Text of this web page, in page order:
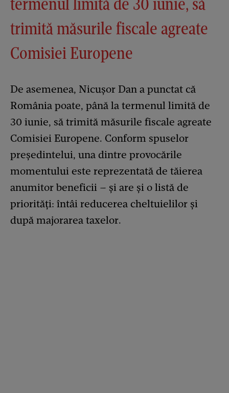
trimită măsurile fiscale agreate
Comisiei Europene
De asemenea, Nicușor Dan a punctat că
România poate, până la termenul limită de
30 iunie, să trimită măsurile fiscale agreate
Comisiei Europene. Conform spuselor
președintelui, una dintre provocările
momentului este reprezentată de tăierea
anumitor beneficii – și are și o listă de
priorități: întâi reducerea cheltuielilor și
după majorarea taxelor.